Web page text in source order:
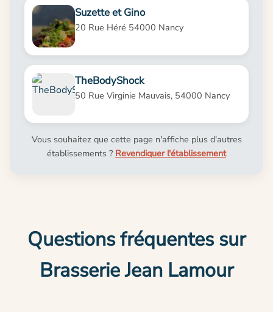
Suzette et Gino
20 Rue Héré 54000 Nancy
TheBodyShock
50 Rue Virginie Mauvais, 54000 Nancy
Vous souhaitez que cette page n'affiche plus d'autres
établissements ? Revendiquer l'établissement
Questions fréquentes sur
Brasserie Jean Lamour